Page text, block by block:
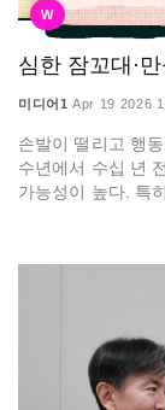
W
심한 잠꼬대·만
미디어1 Apr 19 2026
손발이 떨리고 행
수년에서 수십 년
가능성이 높다. 특